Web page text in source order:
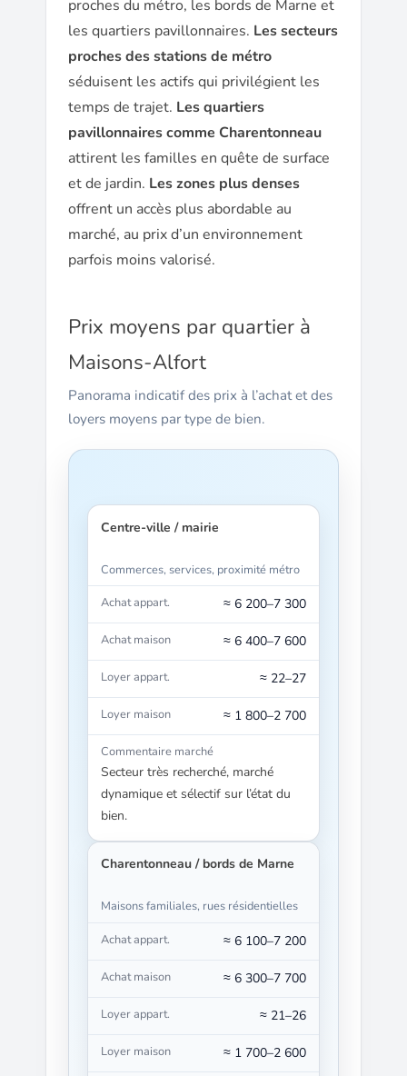
proches du métro, les bords de Marne et
les quartiers pavillonnaires. Les secteurs
proches des stations de métro
séduisent les actifs qui privilégient les
temps de trajet. Les quartiers
pavillonnaires comme Charentonneau
attirent les familles en quête de surface
et de jardin. Les zones plus denses
offrent un accès plus abordable au
marché, au prix d’un environnement
parfois moins valorisé.
Prix moyens par quartier à
Maisons-Alfort
Panorama indicatif des prix à l’achat et des
loyers moyens par type de bien.
Centre-ville / mairie
Commerces, services, proximité métro
≈ 6 200–7 300
≈ 6 400–7 600
≈ 22–27
≈ 1 800–2 700
Secteur très recherché, marché
dynamique et sélectif sur l’état du
bien.
Charentonneau / bords de Marne
Maisons familiales, rues résidentielles
≈ 6 100–7 200
≈ 6 300–7 700
≈ 21–26
≈ 1 700–2 600